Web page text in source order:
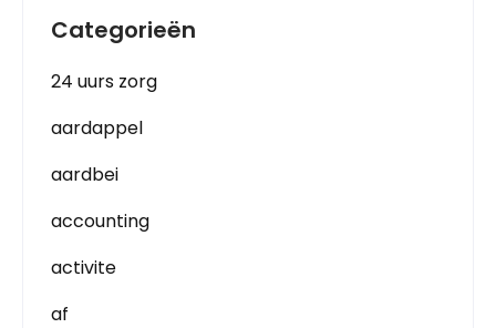
Categorieën
24 uurs zorg
aardappel
aardbei
accounting
activite
af